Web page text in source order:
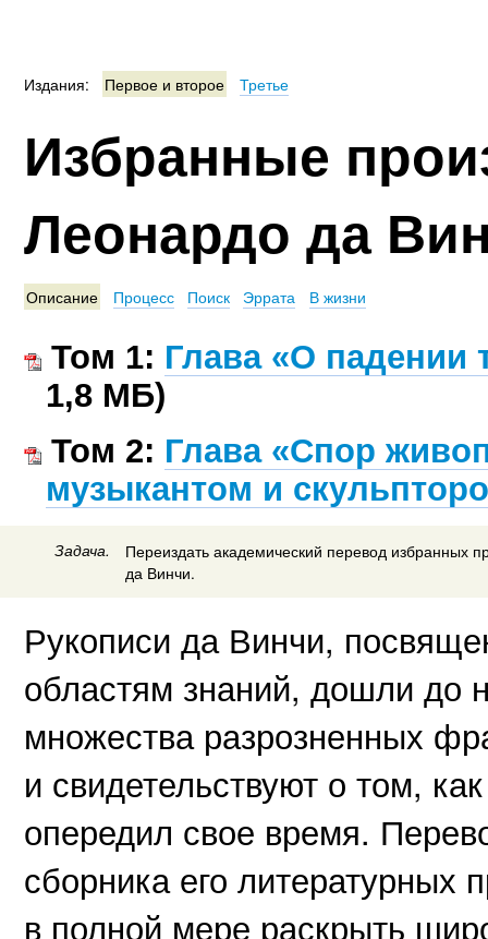
Издания: Первое и второе Третье
Избранные
Леонардо да
Описание Процесс Поиск Эррата В жизни
Том 1: Глава «О падении
1,8 МБ)
Том 2: Глава «Спор
музыкантом и
Задача.
Переиздать академический перевод избранных
да Винчи.
Рукописи да Винчи,
областям знаний, дошли до
множества разрозненных
и свидетельствуют о том,
опередил свое время.
сборника его литературных
в полной мере раскрыть